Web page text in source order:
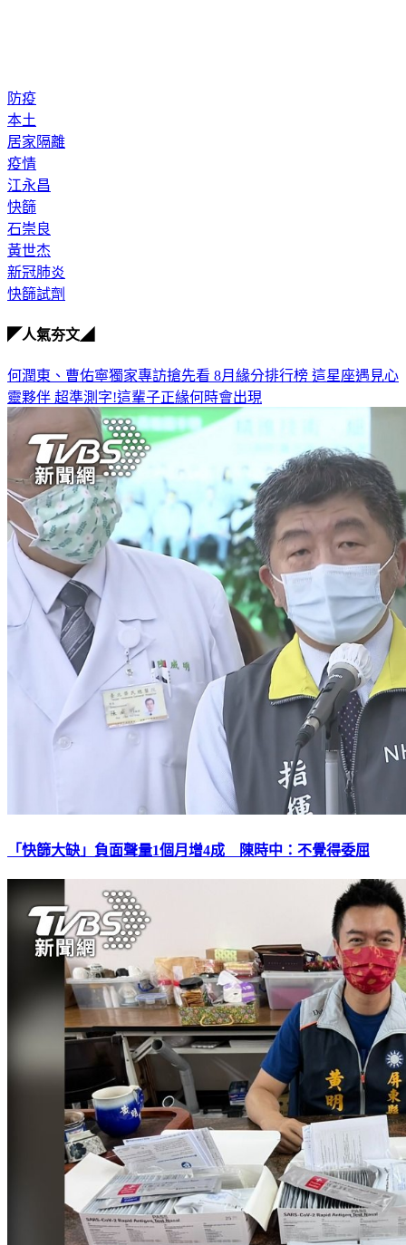
防疫
本土
居家隔離
疫情
江永昌
快篩
石崇良
黃世杰
新冠肺炎
快篩試劑
◤人氣夯文◢
何潤東、曹佑寧獨家專訪搶先看 8月緣分排行榜 這星座遇見心
靈夥伴 超準測字!這輩子正緣何時會出現
「快篩大缺」負面聲量1個月增4成 陳時中：不覺得委屈